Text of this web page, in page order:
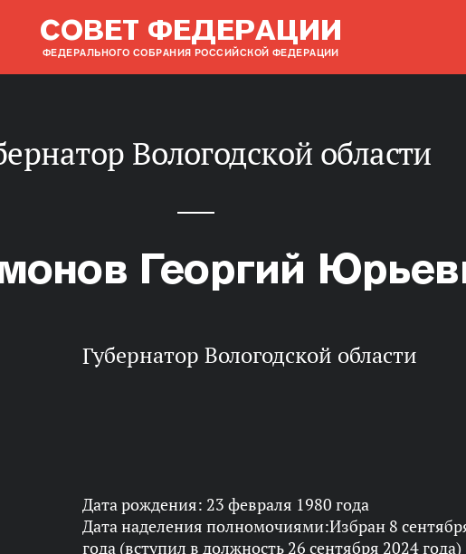
СОВЕТ ФЕДЕРАЦИИ
ФЕДЕРАЛЬНОГО СОБРАНИЯ РОССИЙСКОЙ ФЕДЕРАЦИИ
Вологодской области
Георгий
Губернатор Вологодской области
Дата рождения: 23 февраля 1980 года
Дата наделения полномочиями:Избран 8
года (вступил в должность 26 сентября 2024 года)